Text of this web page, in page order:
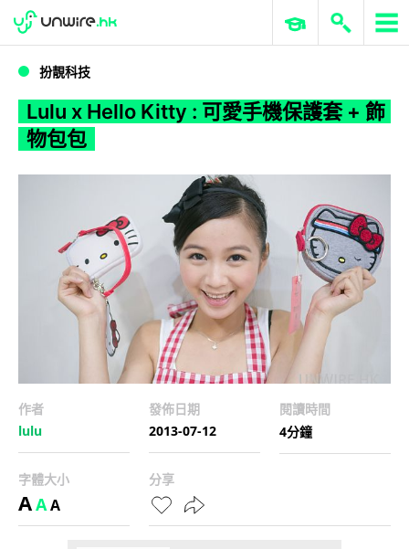
WWDC 2026 ERP 與商業 AI
扮靚科技
Lulu x Hello Kitty : 可愛手機保護套 + 飾
物包包
作者
lulu
發佈日期
2013-07-12
閱讀時間
4分鐘
字體大小
AAA
分享